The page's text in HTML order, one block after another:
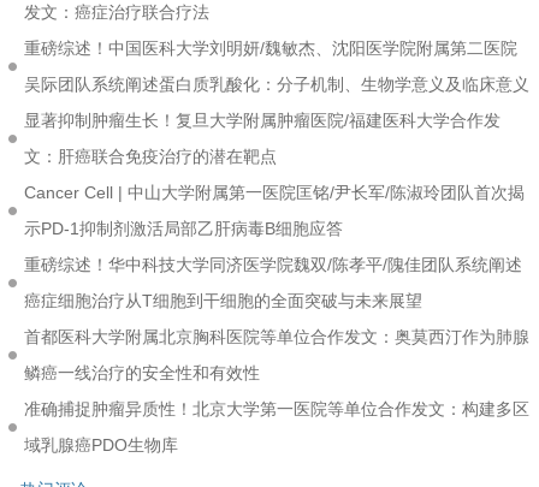
发文：癌症治疗联合疗法
重磅综述！中国医科大学刘明妍/魏敏杰、沈阳医学院附属第二医院
吴际团队系统阐述蛋白质乳酸化：分子机制、生物学意义及临床意义
显著抑制肿瘤生长！复旦大学附属肿瘤医院/福建医科大学合作发
文：肝癌联合免疫治疗的潜在靶点
Cancer Cell | 中山大学附属第一医院匡铭/尹长军/陈淑玲团队首次揭
示PD-1抑制剂激活局部乙肝病毒B细胞应答
重磅综述！华中科技大学同济医学院魏双/陈孝平/隗佳团队系统阐述
癌症细胞治疗从T细胞到干细胞的全面突破与未来展望
首都医科大学附属北京胸科医院等单位合作发文：奥莫西汀作为肺腺
鳞癌一线治疗的安全性和有效性
准确捕捉肿瘤异质性！北京大学第一医院等单位合作发文：构建多区
域乳腺癌PDO生物库